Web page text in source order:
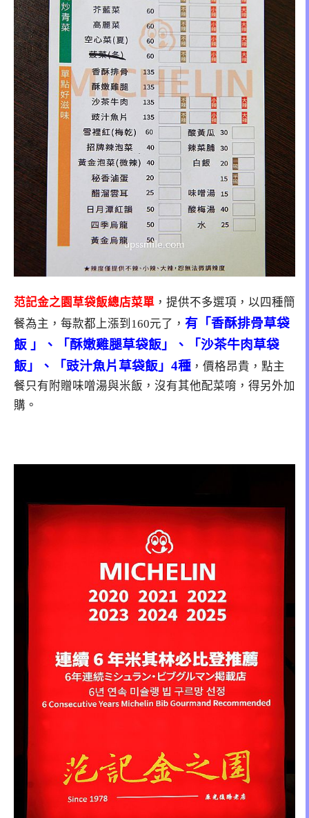
范記金之園草袋飯總店菜單 ，提供不多選項，以四種簡
餐為主，每款都上漲到160元了， 有「香酥排骨草袋
飯 」、「酥嫩雞腿草袋飯」、「沙茶牛肉草袋
飯」、「豉汁魚片草袋飯」4種 ，價格昂貴，點主
餐只有附贈味噌湯與米飯，沒有其他配菜唷，得另外加
購。